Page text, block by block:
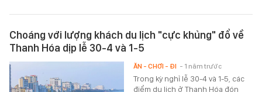
Choáng với lượng khách du lịch "cực khủng" đổ về
Thanh Hóa dịp lễ 30-4 và 1-5
Trong kỳ nghỉ lễ 30-4 và 1-5, các
điểm du lịch ở Thanh Hóa đón
ĂN - CHƠI - ĐI - 1 năm trước